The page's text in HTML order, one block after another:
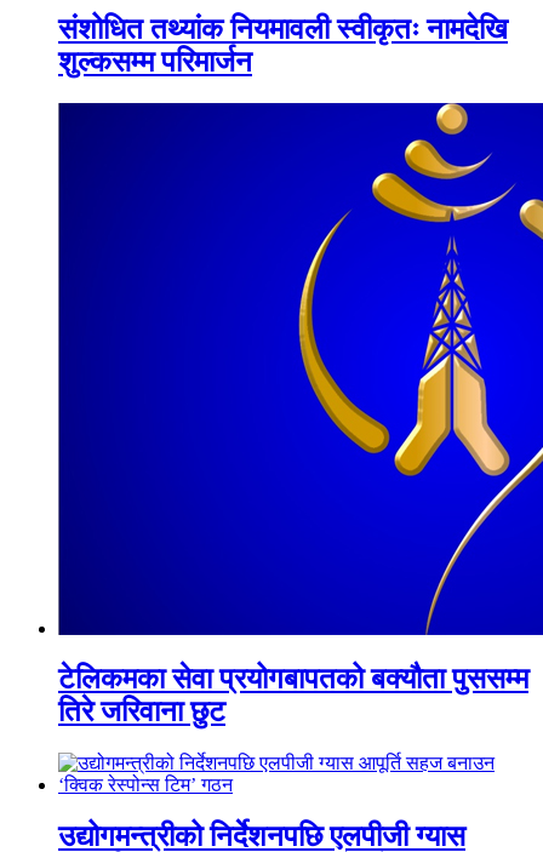
संशोधित तथ्यांक नियमावली स्वीकृतः नामदेखि
शुल्कसम्म परिमार्जन
टेलिकमका सेवा प्रयोगबापतको बक्यौता पुससम्म
तिरे जरिवाना छुट
उद्योगमन्त्रीको निर्देशनपछि एलपीजी ग्यास